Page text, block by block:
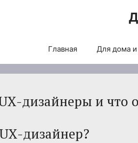
Главная Для дома и
дизайнеры и что
дизайнер?